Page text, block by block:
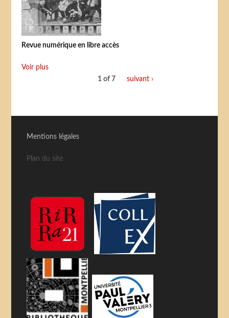
Revue numérique en libre accès
Voir plus
1 of 7
suivant ›
Mentions légales
Plan du site